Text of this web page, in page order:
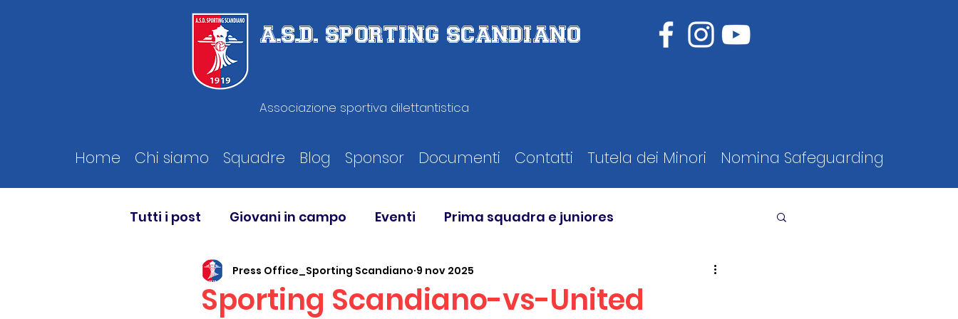
A.S.D. SPORTING SCANDIANO
Associazione sportiva dilettantistica
Home Chi siamo Squadre Blog Sponsor Documenti Contatti Tutela dei Minori Nomina Safeguarding
Tutti i post Giovani in campo Eventi Prima squadra e juniores
Sporting Scandiano-vs-United
Press Office_Sporting Scandiano 9 nov 2025